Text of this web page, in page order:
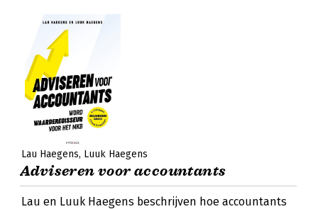
Lau Haegens Luuk Haegens
Adviseren voor accountants
Lau en Luuk Haegens beschrijven hoe accountants